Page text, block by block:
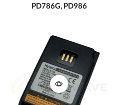
PD786G, PD986